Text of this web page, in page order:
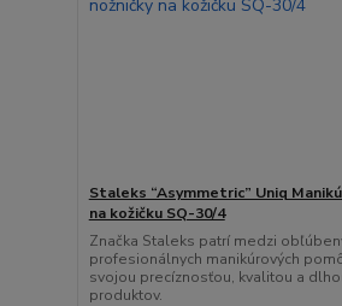
Staleks “Asymmetric” Uniq
na kožičku SQ-30/4
Značka Staleks patrí medzi
profesionálnych manikúrových
svojou precíznosťou, kvalitou a
produktov.